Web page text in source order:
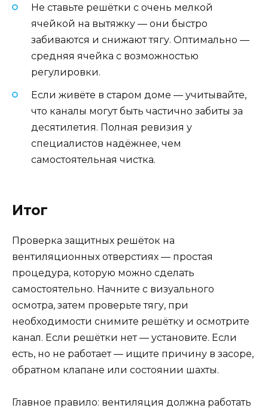
Не ставьте решётки с очень мелкой
ячейкой на вытяжку — они быстро
забиваются и снижают тягу. Оптимально —
средняя ячейка с возможностью
регулировки.
Если живёте в старом доме — учитывайте,
что каналы могут быть частично забиты за
десятилетия. Полная ревизия у
специалистов надёжнее, чем
самостоятельная чистка.
Итог
Проверка защитных решёток на
вентиляционных отверстиях — простая
процедура, которую можно сделать
самостоятельно. Начните с визуального
осмотра, затем проверьте тягу, при
необходимости снимите решётку и осмотрите
канал. Если решётки нет — установите. Если
есть, но не работает — ищите причину в засоре,
обратном клапане или состоянии шахты.
Главное правило: вентиляция должна работать